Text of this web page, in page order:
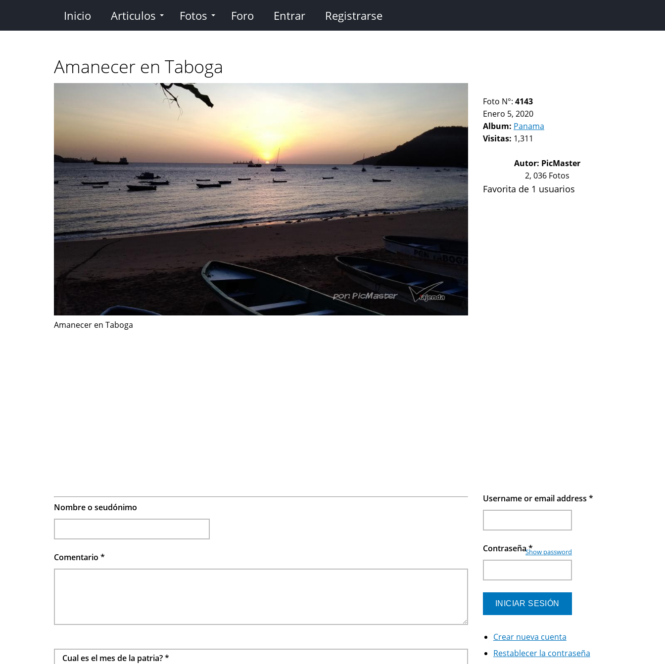
contenido
Inicio Articulos Fotos Foro Entrar Registrarse
Amanecer en Taboga
Amanecer en Taboga
Foto N°: 4143
Enero 5, 2020
Album: Panama
Visitas: 1,311
Autor: PicMaster
2, 036 Fotos
Favorita de 1 usuarios
Nombre o seudónimo
Comentario *
Cual es el mes de la patria?*
Username or email address *
Contraseña*
Show password
Crear nueva cuenta
Restablecer la contraseña